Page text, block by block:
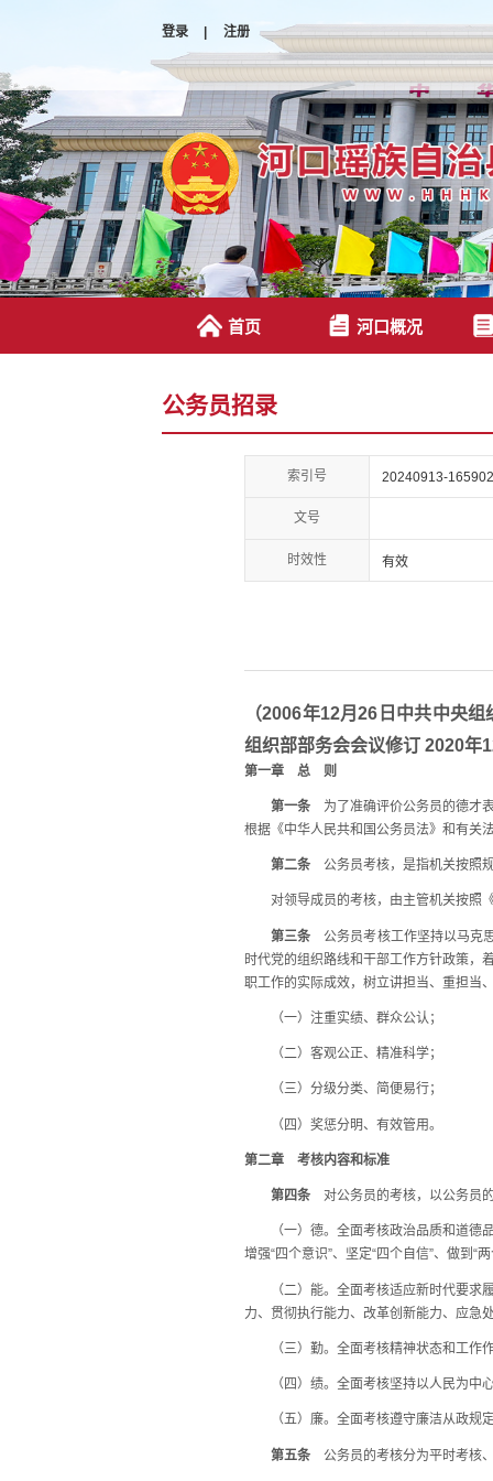
登录 | 注册
首页 河口概况
公务员招录
索引号 20240913-
文号
时效性 有效
（2006年12月26日中共中央
组织部部务会会议修订 2020年
第一章 总 则
第一条 为了准确评价公务员的德才
根据《中华人民共和国公务员法》和有关
第二条 公务员考核，是指机关按照
对领导成员的考核，由主管机关按照《
第三条 公务员考核工作坚持以马克
时代党的组织路线和干部工作方针政策，
职工作的实际成效，树立讲担当、重担当
（一）注重实绩、群众公认；
（二）客观公正、精准科学；
（三）分级分类、简便易行；
（四）奖惩分明、有效管用。
第二章 考核内容和标准
第四条 对公务员的考核，以公务员
（一）德。全面考核政治品质和道德品
增强“四个意识”、坚定“四个自信”、做到
（二）能。全面考核适应新时代要求履
力、贯彻执行能力、改革创新能力、应急
（三）勤。全面考核精神状态和工作作
（四）绩。全面考核坚持以人民为中心
（五）廉。全面考核遵守廉洁从政规定
第五条 公务员的考核分为平时考核